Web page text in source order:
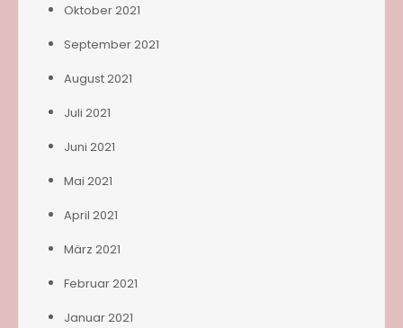
Oktober 2021
September 2021
August 2021
Juli 2021
Juni 2021
Mai 2021
April 2021
März 2021
Februar 2021
Januar 2021